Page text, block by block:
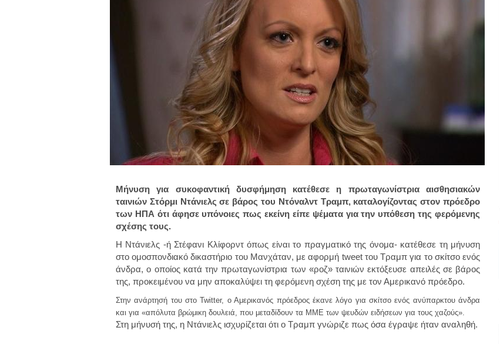
Μήνυση για συκοφαντική δυσφήμηση κατέθεσε η πρωταγωνίστρια αισθησιακών
ταινιών Στόρμι Ντάνιελς σε βάρος του Ντόναλντ Τραμπ, καταλογίζοντας στον πρόεδρο
των ΗΠΑ ότι άφησε υπόνοιες πως εκείνη είπε ψέματα για την υπόθεση της φερόμενης
σχέσης τους.
Η Ντάνιελς -ή Στέφανι Κλίφορντ όπως είναι το πραγματικό της όνομα- κατέθεσε τη μήνυση
στο ομοσπονδιακό δικαστήριο του Μανχάταν, με αφορμή tweet του Τραμπ για το σκίτσο ενός
άνδρα, ο οποίος κατά την πρωταγωνίστρια των «ροζ» ταινιών εκτόξευσε απειλές σε βάρος
της, προκειμένου να μην αποκαλύψει τη φερόμενη σχέση της με τον Αμερικανό πρόεδρο.
Στην ανάρτησή του στο Twitter, ο Αμερικανός πρόεδρος έκανε λόγο για σκίτσο ενός ανύπαρκτου άνδρα
και για «απόλυτα βρώμικη δουλειά, που μεταδίδουν τα ΜΜΕ των ψευδών ειδήσεων για τους χαζούς».
Στη μήνυσή της, η Ντάνιελς ισχυρίζεται ότι ο Τραμπ γνώριζε πως όσα έγραψε ήταν αναληθή.